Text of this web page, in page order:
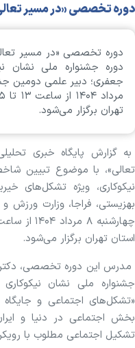
دوره تخصصی «در مسیر
دوره تخصصی «در مسیر
دوره جشنواره ملی نشان
تهران برگزار می‌شود.
به گزارش پایگاه خبری
تعالی»، با موضوع تبیین
نیکوکاری، ویژه تشکل‌های
بهزیستی، فراجا، وزارت ورزش
استان تهران برگزار می‌شود.
مدرس این دوره تخصصی،
جشنواره ملی نشان
«تشکل‌های اجتماعی و جایگاه
تشکیل اجتماعی مطلوب با